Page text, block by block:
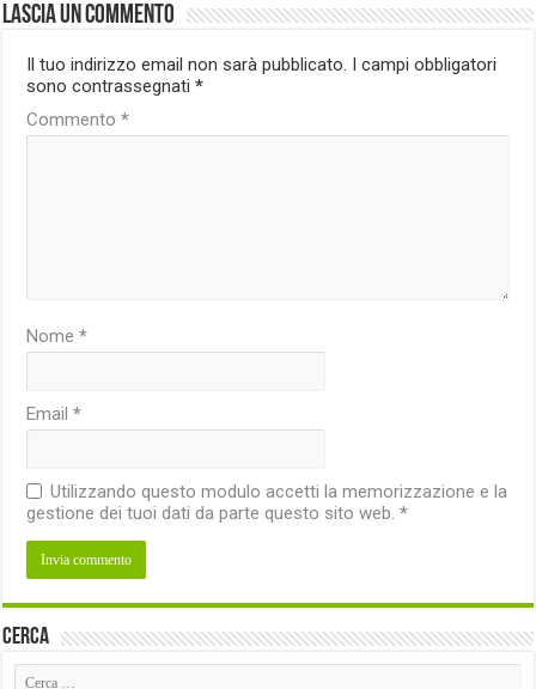
Lascia un commento
Il tuo indirizzo email non sarà pubblicato. I campi obbligatori
sono contrassegnati*
Commento*
Nome*
Email*
Utilizzando questo modulo accetti la memorizzazione e la
gestione dei tuoi dati da parte questo sito web.*
Cerca